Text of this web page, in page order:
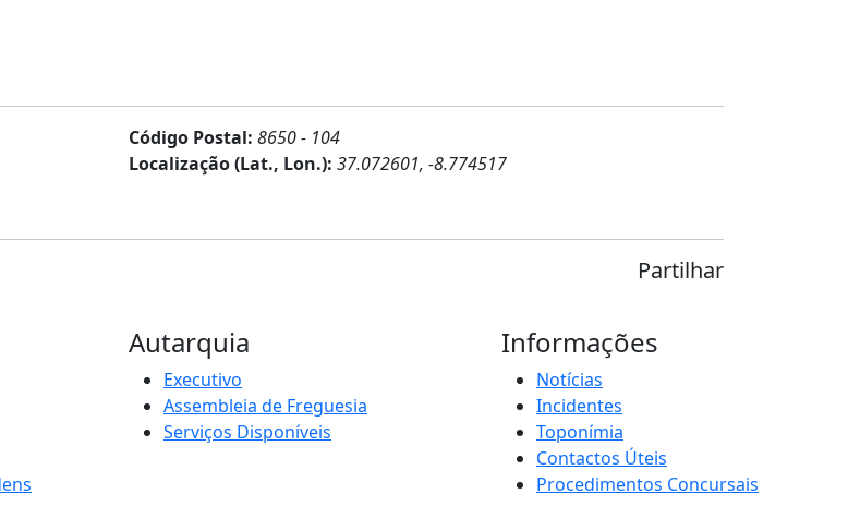
Código Postal: 8650 - 104
Localização (Lat., Lon.): 37.072601, -8.774517
Partilhar
Autarquia
Executivo
Assembleia de Freguesia
Serviços Disponíveis
Informações
Notícias
Incidentes
Toponímia
Contactos Úteis
Procedimentos Concursais